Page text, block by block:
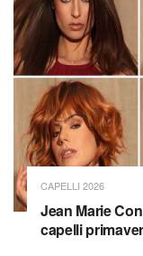
CAPELLI 2026
Jean Marie
capelli